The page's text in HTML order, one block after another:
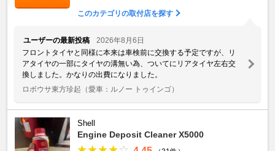
このカテゴリの取付店を探す
ユーザーの最新投稿
2026年8月6日
フロントタイヤと同様に本来は車検前に交換する予定ですが、リ
アタイヤの一部にタイヤの溝無い為、ついてにリアタイヤ左右交
換しました。かなりの出費になりました。
ロボウサ東方珍起 （愛車：ルノー トゥインゴ）
Shell
Engine Deposit Cleaner X5000